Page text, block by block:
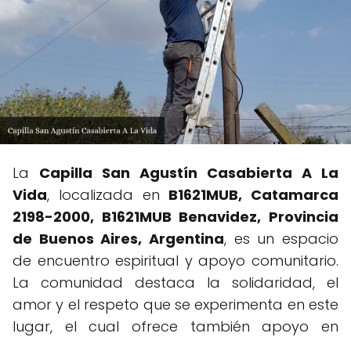
La Capilla San Agustín Casabierta A La
Vida, localizada en B1621MUB, Catamarca
2198-2000, B1621MUB Benavidez, Provincia
de Buenos Aires, Argentina, es un espacio
de encuentro espiritual y apoyo comunitario.
La comunidad destaca la solidaridad, el
amor y el respeto que se experimenta en este
lugar, el cual ofrece también apoyo en